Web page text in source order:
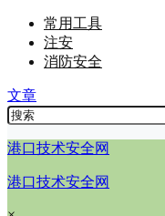
常用工具
注安
消防安全
文章
港口技术安全网
港口技术安全网